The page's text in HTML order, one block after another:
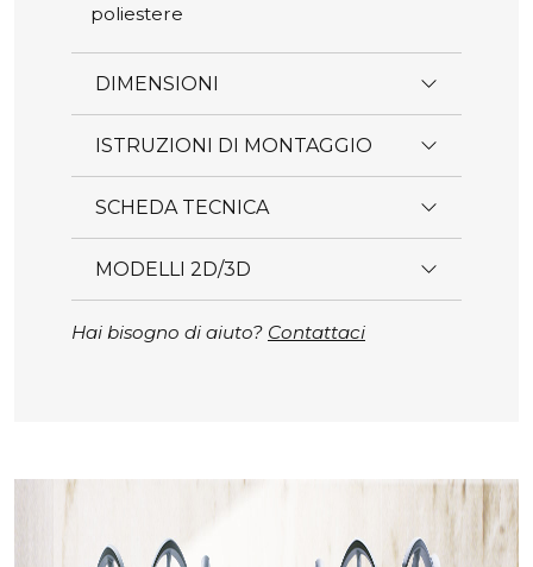
poliestere
DIMENSIONI
ISTRUZIONI DI MONTAGGIO
SCHEDA TECNICA
MODELLI 2D/3D
Hai bisogno di aiuto? Contattaci